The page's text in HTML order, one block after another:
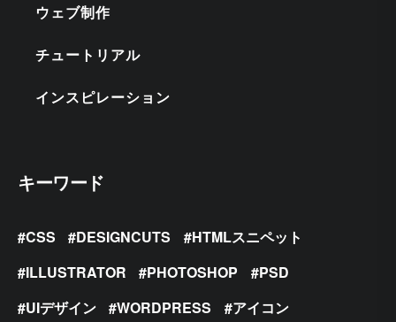
ウェブ制作
チュートリアル
インスピレーション
キーワード
CSS DESIGNCUTS
HTMLスニペット
ILLUSTRATOR
PHOTOSHOP
PSD
UIデザイン
WORDPRESS
アイコン